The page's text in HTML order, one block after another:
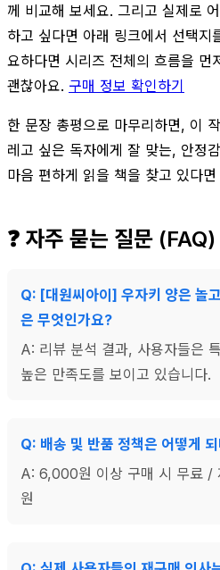
께 비교해 보세요. 그리고 실제로
하고 싶다면 아래 링크에서 선택지
요하다면 시리즈 전체의 흐름을 먼
괜찮아요. 구매 정보 확인하기
한 문장 총평으로 마무리하면, 이
레고 싶은 독자에게 잘 맞는, 안정
마음 편하게 읽을 책을 찾고 있다
❓ 자주 묻는 질문 (FAQ)
Q: [대원씨아이] 우자키 양은 놀
은 무엇인가요?
A: 리뷰 분석 결과, 사용자들은
높은 만족도를 보이고 있습니다.
Q: 배송 및 반품 정책은 어떻게
A: 6,000원 이상 구매 시 무료 /
원